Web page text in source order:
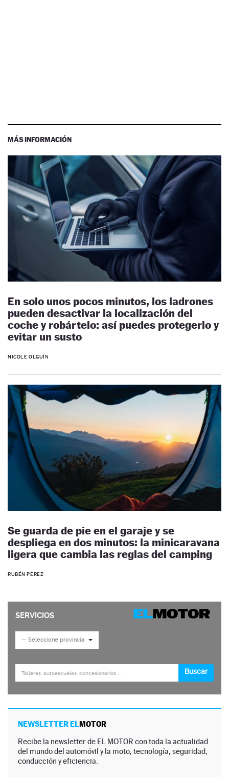
MÁS INFORMACIÓN
En solo unos pocos minutos, los ladrones
pueden desactivar la localización del
coche y robártelo: así puedes protegerlo y
evitar un susto
NICOLE OLGUÍN
Se guarda de pie en el garaje y se
despliega en dos minutos: la minicaravana
ligera que cambia las reglas del camping
RUBÉN PÉREZ
NEWSLETTER ELMOTOR
Recibe la newsletter de EL MOTOR con toda la actualidad
del mundo del automóvil y la moto, tecnología, seguridad,
conducción y eficiencia.